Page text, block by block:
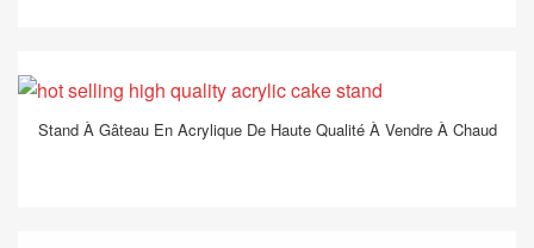
Stand À Gâteau En Acrylique De Haute Qualité À Vendre À Chaud